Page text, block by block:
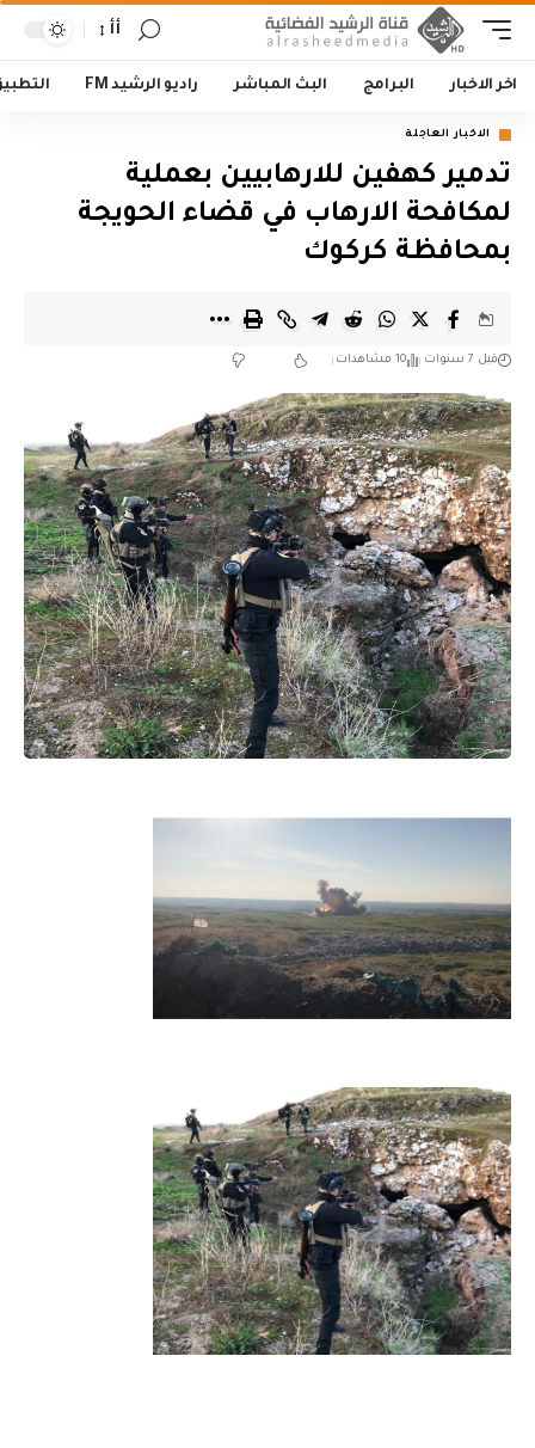
أأ
اخر الاخبار البرامج البث المباشر راديو الرشيد FM
الاخبار العاجلة
تدمير كهفين للارهابيين بعملية
لمكافحة الارهاب في قضاء الحويجة
بمحافظة كركوك
قبل 7 سنوات 10 مشاهدات